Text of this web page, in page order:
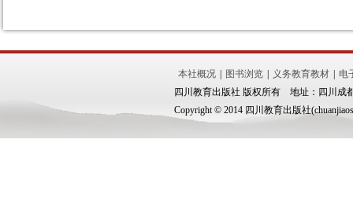
本社概况 图书浏览 义务教育教材
电
四川教育出版社 版权所有 地址：四川成
Copyright © 2014 四川教育出版社